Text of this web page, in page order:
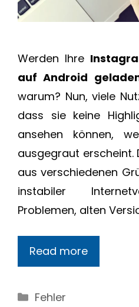
Werden Ihre
auf Android
warum? Nun, viele
dass sie keine
ansehen können,
ausgegraut erscheint.
aus verschiedenen
instabiler
Problemen, alten
Read more
Categories
Fehler